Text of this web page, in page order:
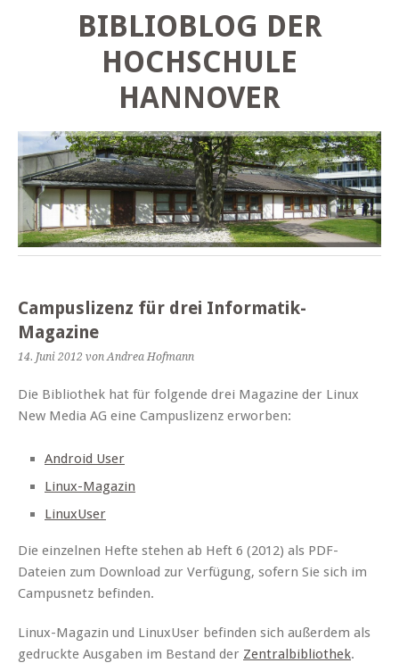
BIBLIOBLOG DER
HOCHSCHULE
HANNOVER
Campuslizenz für drei Informatik-
Magazine
14. Juni 2012 von Andrea Hofmann
Die Bibliothek hat für folgende drei Magazine der Linux
New Media AG eine Campuslizenz erworben:
Android User
Linux-Magazin
LinuxUser
Die einzelnen Hefte stehen ab Heft 6 (2012) als PDF-
Dateien zum Download zur Verfügung, sofern Sie sich im
Campusnetz befinden.
Linux-Magazin und LinuxUser befinden sich außerdem als
gedruckte Ausgaben im Bestand der Zentralbibliothek.